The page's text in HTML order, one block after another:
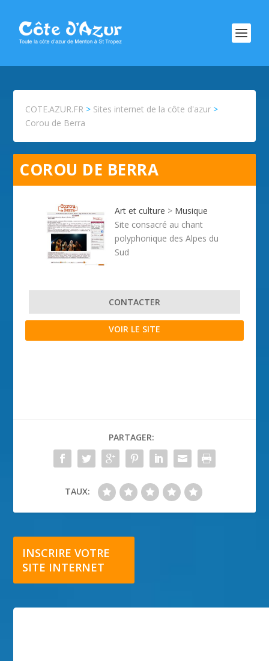
COTE.AZUR.FR > Sites internet de la côte d'azur >
Corou de Berra
COROU DE BERRA
Art et culture > Musique
Site consacré au chant
polyphonique des Alpes du
Sud
CONTACTER
VOIR LE SITE
PARTAGER:
TAUX:
INSCRIRE VOTRE
SITE INTERNET